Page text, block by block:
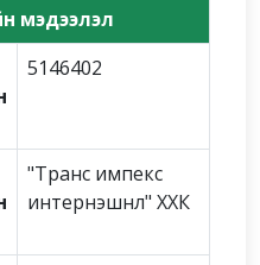
мэдээлэл
5146402
"Транс импекс
интернэшнл" ХХК